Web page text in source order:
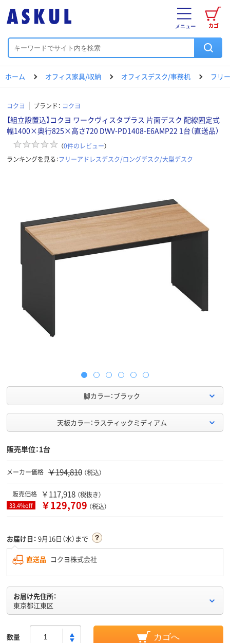
カゴ
メニュー
ホーム オフィス家具/収納 オフィスデスク/事務机 フリ
コクヨ ブランド： コクヨ
【組立設置込】コクヨ ワークヴィスタプラス 片面デスク 配線固定式
幅1400×奥行825×高さ720 DWV-PD1408-E6AMP22 1台（直送品）
（0件のレビュー）
ランキングを見る：フリーアドレスデスク/ロングデスク/大型デスク
脚カラー：ブラック
天板カラー：ラスティックミディアム
販売単位：1台
メーカー価格 ￥194,810 （税込）
販売価格 ￥117,918 （税抜き）
33.4%off ￥129,709 （税込）
お届け日： 9月16日（水）まで
直送品 コクヨ株式会社
お届け先住所：
東京都江東区
数量 カゴへ